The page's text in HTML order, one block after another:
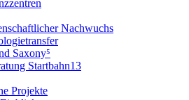
Nachwuchs
Saxony⁵
Startbahn13
Projekte